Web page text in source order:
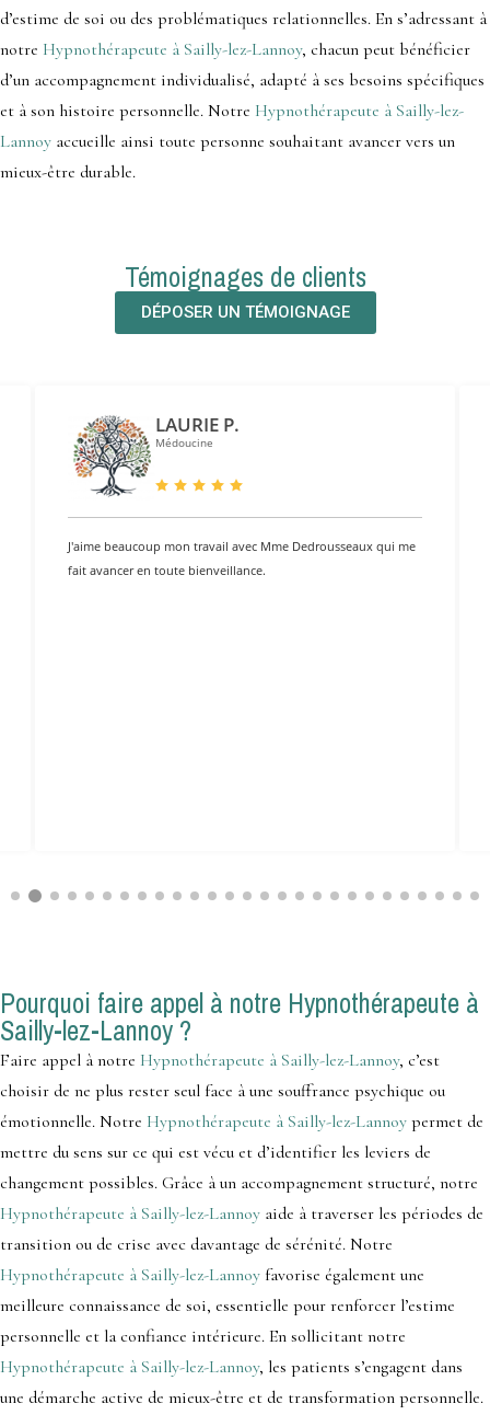
d’estime de soi ou des problématiques relationnelles. En s’adressant à
notre Hypnothérapeute à Sailly-lez-Lannoy, chacun peut bénéficier
d’un accompagnement individualisé, adapté à ses besoins spécifiques
et à son histoire personnelle. Notre Hypnothérapeute à Sailly-lez-
Lannoy accueille ainsi toute personne souhaitant avancer vers un
mieux-être durable.
Témoignages de clients
DÉPOSER UN TÉMOIGNAGE
LAURIE P.
Médoucine
J'aime beaucoup mon travail avec Mme Dedrousseaux qui me
fait avancer en toute bienveillance.
Pourquoi faire appel à notre Hypnothérapeute à
Sailly-lez-Lannoy ?
Faire appel à notre Hypnothérapeute à Sailly-lez-Lannoy, c’est
choisir de ne plus rester seul face à une souffrance psychique ou
émotionnelle. Notre Hypnothérapeute à Sailly-lez-Lannoy permet de
mettre du sens sur ce qui est vécu et d’identifier les leviers de
changement possibles. Grâce à un accompagnement structuré, notre
Hypnothérapeute à Sailly-lez-Lannoy aide à traverser les périodes de
transition ou de crise avec davantage de sérénité. Notre
Hypnothérapeute à Sailly-lez-Lannoy favorise également une
meilleure connaissance de soi, essentielle pour renforcer l’estime
personnelle et la confiance intérieure. En sollicitant notre
Hypnothérapeute à Sailly-lez-Lannoy, les patients s’engagent dans
une démarche active de mieux-être et de transformation personnelle.